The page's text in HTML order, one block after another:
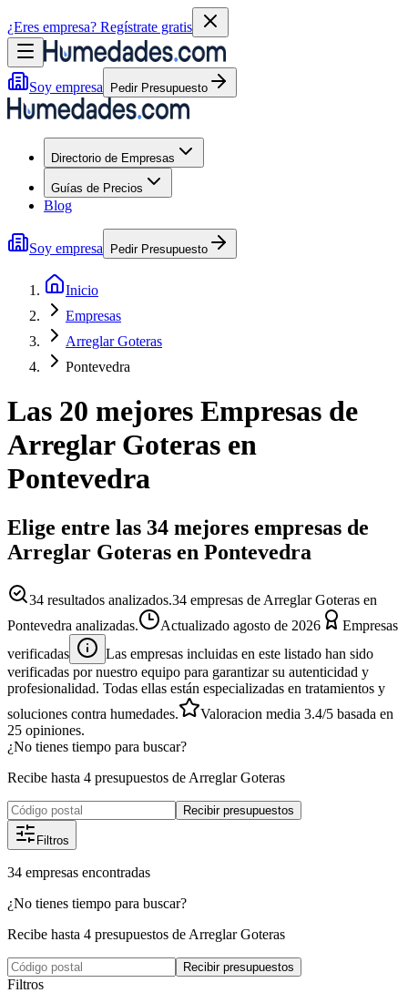
¿Eres empresa? Regístrate gratis
Soy empresa Pedir Presupuesto
Directorio de Empresas
Guías de Precios
Blog
Soy empresa Pedir Presupuesto
Inicio
Empresas
Arreglar Goteras
Pontevedra
Las 20 mejores Empresas de
Arreglar Goteras en
Pontevedra
Elige entre las 34 mejores empresas de
Arreglar Goteras en Pontevedra
34 resultados analizados.34 empresas de Arreglar Goteras en
Pontevedra analizadas.
Actualizado agosto de 2026
Empresas
verificadas
Las empresas incluidas en este listado han sido
verificadas por nuestro equipo para garantizar su autenticidad y
profesionalidad. Todas ellas están especializadas en tratamientos y
soluciones contra humedades.
Valoracion media 3.4/5 basada en
25 opiniones.
¿No tienes tiempo para buscar?
Recibe hasta 4 presupuestos de Arreglar Goteras
Recibir presupuestos
Filtros
34 empresas encontradas
¿No tienes tiempo para buscar?
Recibe hasta 4 presupuestos de Arreglar Goteras
Recibir presupuestos
Filtros